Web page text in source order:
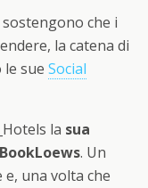
che i
la catena di
sue Social
la sua
. Un
una volta che